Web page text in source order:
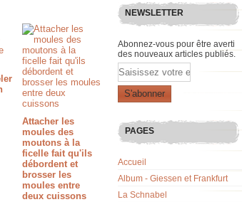
Attacher les
moules des
moutons à la
ficelle fait qu'ils
débordent et
brosser les
moules entre
deux cuissons
NEWSLETTER
Abonnez-vous pour être averti
des nouveaux articles publiés.
Email
PAGES
Accueil
Album - Giessen et Frankfurt
La Schnabel